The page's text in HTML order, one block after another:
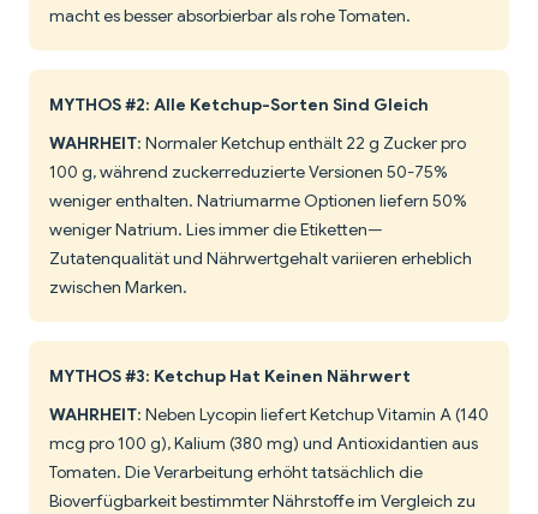
macht es besser absorbierbar als rohe Tomaten.
MYTHOS #2: Alle Ketchup-Sorten Sind Gleich
WAHRHEIT: Normaler Ketchup enthält 22 g Zucker pro
100 g, während zuckerreduzierte Versionen 50-75%
weniger enthalten. Natriumarme Optionen liefern 50%
weniger Natrium. Lies immer die Etiketten—
Zutatenqualität und Nährwertgehalt variieren erheblich
zwischen Marken.
MYTHOS #3: Ketchup Hat Keinen Nährwert
WAHRHEIT: Neben Lycopin liefert Ketchup Vitamin A (140
mcg pro 100 g), Kalium (380 mg) und Antioxidantien aus
Tomaten. Die Verarbeitung erhöht tatsächlich die
Bioverfügbarkeit bestimmter Nährstoffe im Vergleich zu